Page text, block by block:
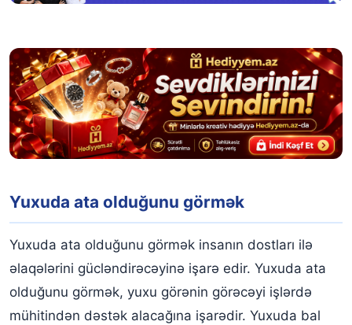
Yuxuda atası tərəfindən döyülməsi
Yuxuda atanızla evli olduğunuzu görmək
Yuxuda ata-oğul davası görmək
Yuxuda ata və ananın boşandığını görmək
Yuxuda atasını döydüyünü görmək
Yuxuda atasının qucağında körpə uşaq görmək
Yuxuda atası tərəfindən öldürüldüyünü görmək
Yuxudu atasını öldürmək
Yuxuda ata olduğunu görmək
Yuxuda ata olduğunu görmək insanın dostları ilə
əlaqələrini gücləndirəcəyinə işarə edir. Yuxuda ata
olduğunu görmək, yuxu görənin görəcəyi işlərdə
mühitindən dəstək alacağına işarədir. Yuxuda bal